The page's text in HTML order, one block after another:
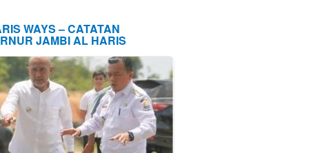
WAYS – CATATAN
JAMBI AL HARIS